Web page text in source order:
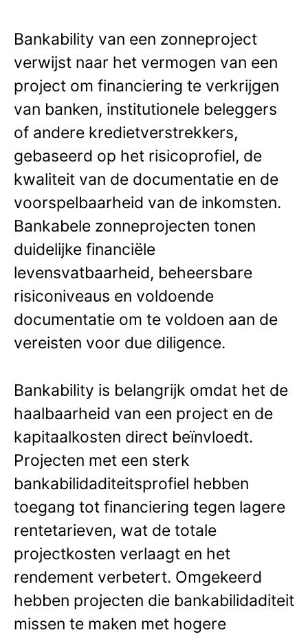
Bankability van een zonneproject
verwijst naar het vermogen van een
project om financiering te verkrijgen
van banken, institutionele beleggers
of andere kredietverstrekkers,
gebaseerd op het risicoprofiel, de
kwaliteit van de documentatie en de
voorspelbaarheid van de inkomsten.
Bankabele zonneprojecten tonen
duidelijke financiële
levensvatbaarheid, beheersbare
risiconiveaus en voldoende
documentatie om te voldoen aan de
vereisten voor due diligence.
Bankability is belangrijk omdat het de
haalbaarheid van een project en de
kapitaalkosten direct beïnvloedt.
Projecten met een sterk
bankabilidaditeitsprofiel hebben
toegang tot financiering tegen lagere
rentetarieven, wat de totale
projectkosten verlaagt en het
rendement verbetert. Omgekeerd
hebben projecten die bankabilidaditeit
missen te maken met hogere